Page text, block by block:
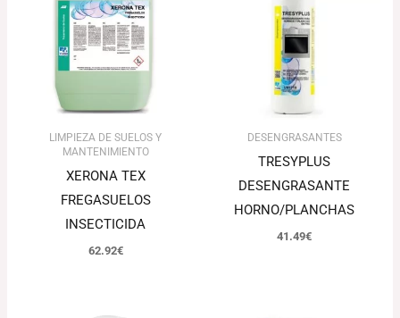
LIMPIEZA DE SUELOS Y
MANTENIMIENTO
XERONA TEX
FREGASUELOS
INSECTICIDA
62.92€
DESENGRASANTES
TRESYPLUS
DESENGRASANTE
HORNO/PLANCHAS
41.49€